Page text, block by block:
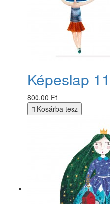
Képeslap 11
800.00 Ft
Kosárba tesz